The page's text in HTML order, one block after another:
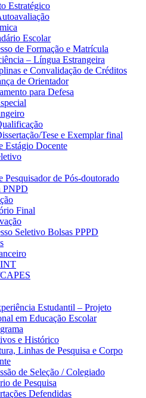
Estratégico
Escolar
de Formação e Matrícula
– Língua Estrangeira
e Convalidação de Créditos
de Orientador
para Defesa
Tese e Exemplar final
Estágio Docente
Pesquisador de Pós-doutorado
PNPD
Final
Seletivo Bolsas PPPD
Estudantil – Projeto
em Educação Escolar
e Histórico
Linhas de Pesquisa e Corpo
de Seleção / Colegiado
de Pesquisa
Defendidas